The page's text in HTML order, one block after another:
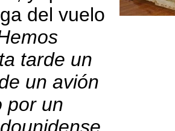
del vuelo
tarde un
un avión
por un